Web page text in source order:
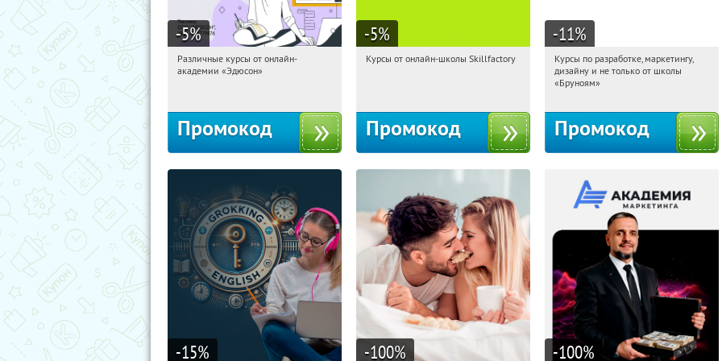
-5%
10:14:13 Получили:
Различные курсы от онлайн-
академии «Эдюсон»
Промокод
-5%
10:14:13
Получи первым!
Курсы от онлайн-школы Skillfactory
Промокод
-11%
10:14:13
Получи первым!
Россия
Курсы по разработке, маркетингу,
дизайну и не только от школы
«Бруноям»
Промокод
-15% -100% -100%